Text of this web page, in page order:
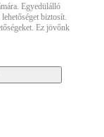
Egyedülálló
biztosít.
Ez jövőnk